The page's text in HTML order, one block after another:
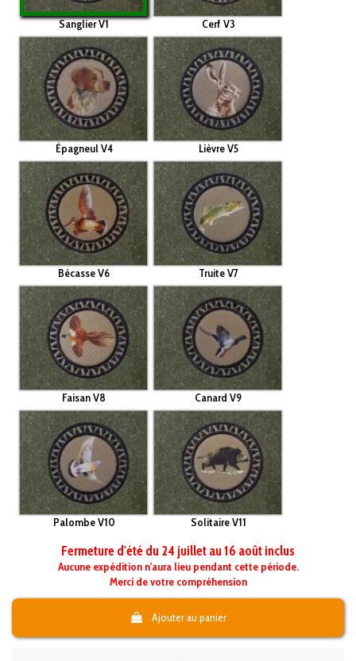
Sanglier V1 Cerf V3
Épagneul V4 Lièvre V5
Bécasse V6 Truite V7
Faisan V8 Canard V9
Palombe V10 Solitaire V11
Fermeture d'été du 24 juillet au 16 août inclus
Aucune expédition n'aura lieu pendant cette période.
Merci de votre compréhension
Ajouter au panier